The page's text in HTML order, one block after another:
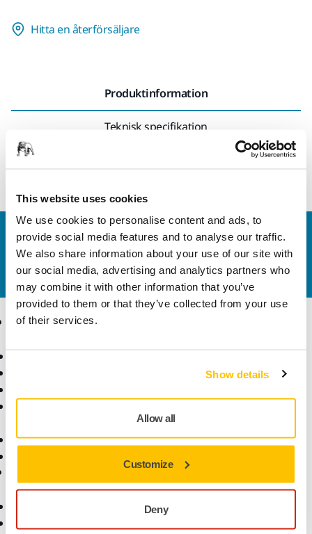
This website uses cookies
We use cookies to personalise content and ads, to
provide social media features and to analyse our traffic.
We also share information about your use of our site with
our social media, advertising and analytics partners who
may combine it with other information that you’ve
provided to them or that they’ve collected from your use
of their services.
Show details
Allow all
Customize
Deny
Hitta en återförsäljare
Produktinformation
Teknisk specifikation
Kontakta oss
Vill du veta mer?Kontakta ossså besvarar vår
kundservice gärna dina frågor.
Produkter
Superabrasives
Applikationer
Företag
Om oss